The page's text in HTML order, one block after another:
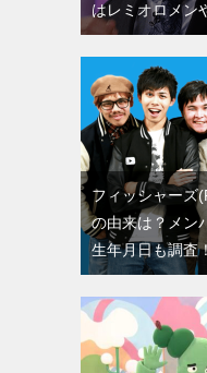
はレミオロメン
フィッシャーズ
の由来は？メン
生年月日も調査